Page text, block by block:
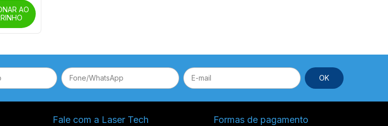
AO
Fale com a Laser Tech Formas de pagamento